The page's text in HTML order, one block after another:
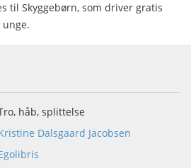
til Skyggebørn, som driver gratis
håb, splittelse
Dalsgaard Jacobsen